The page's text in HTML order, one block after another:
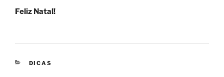
Feliz Natal!
CATEGORIAS
DICAS